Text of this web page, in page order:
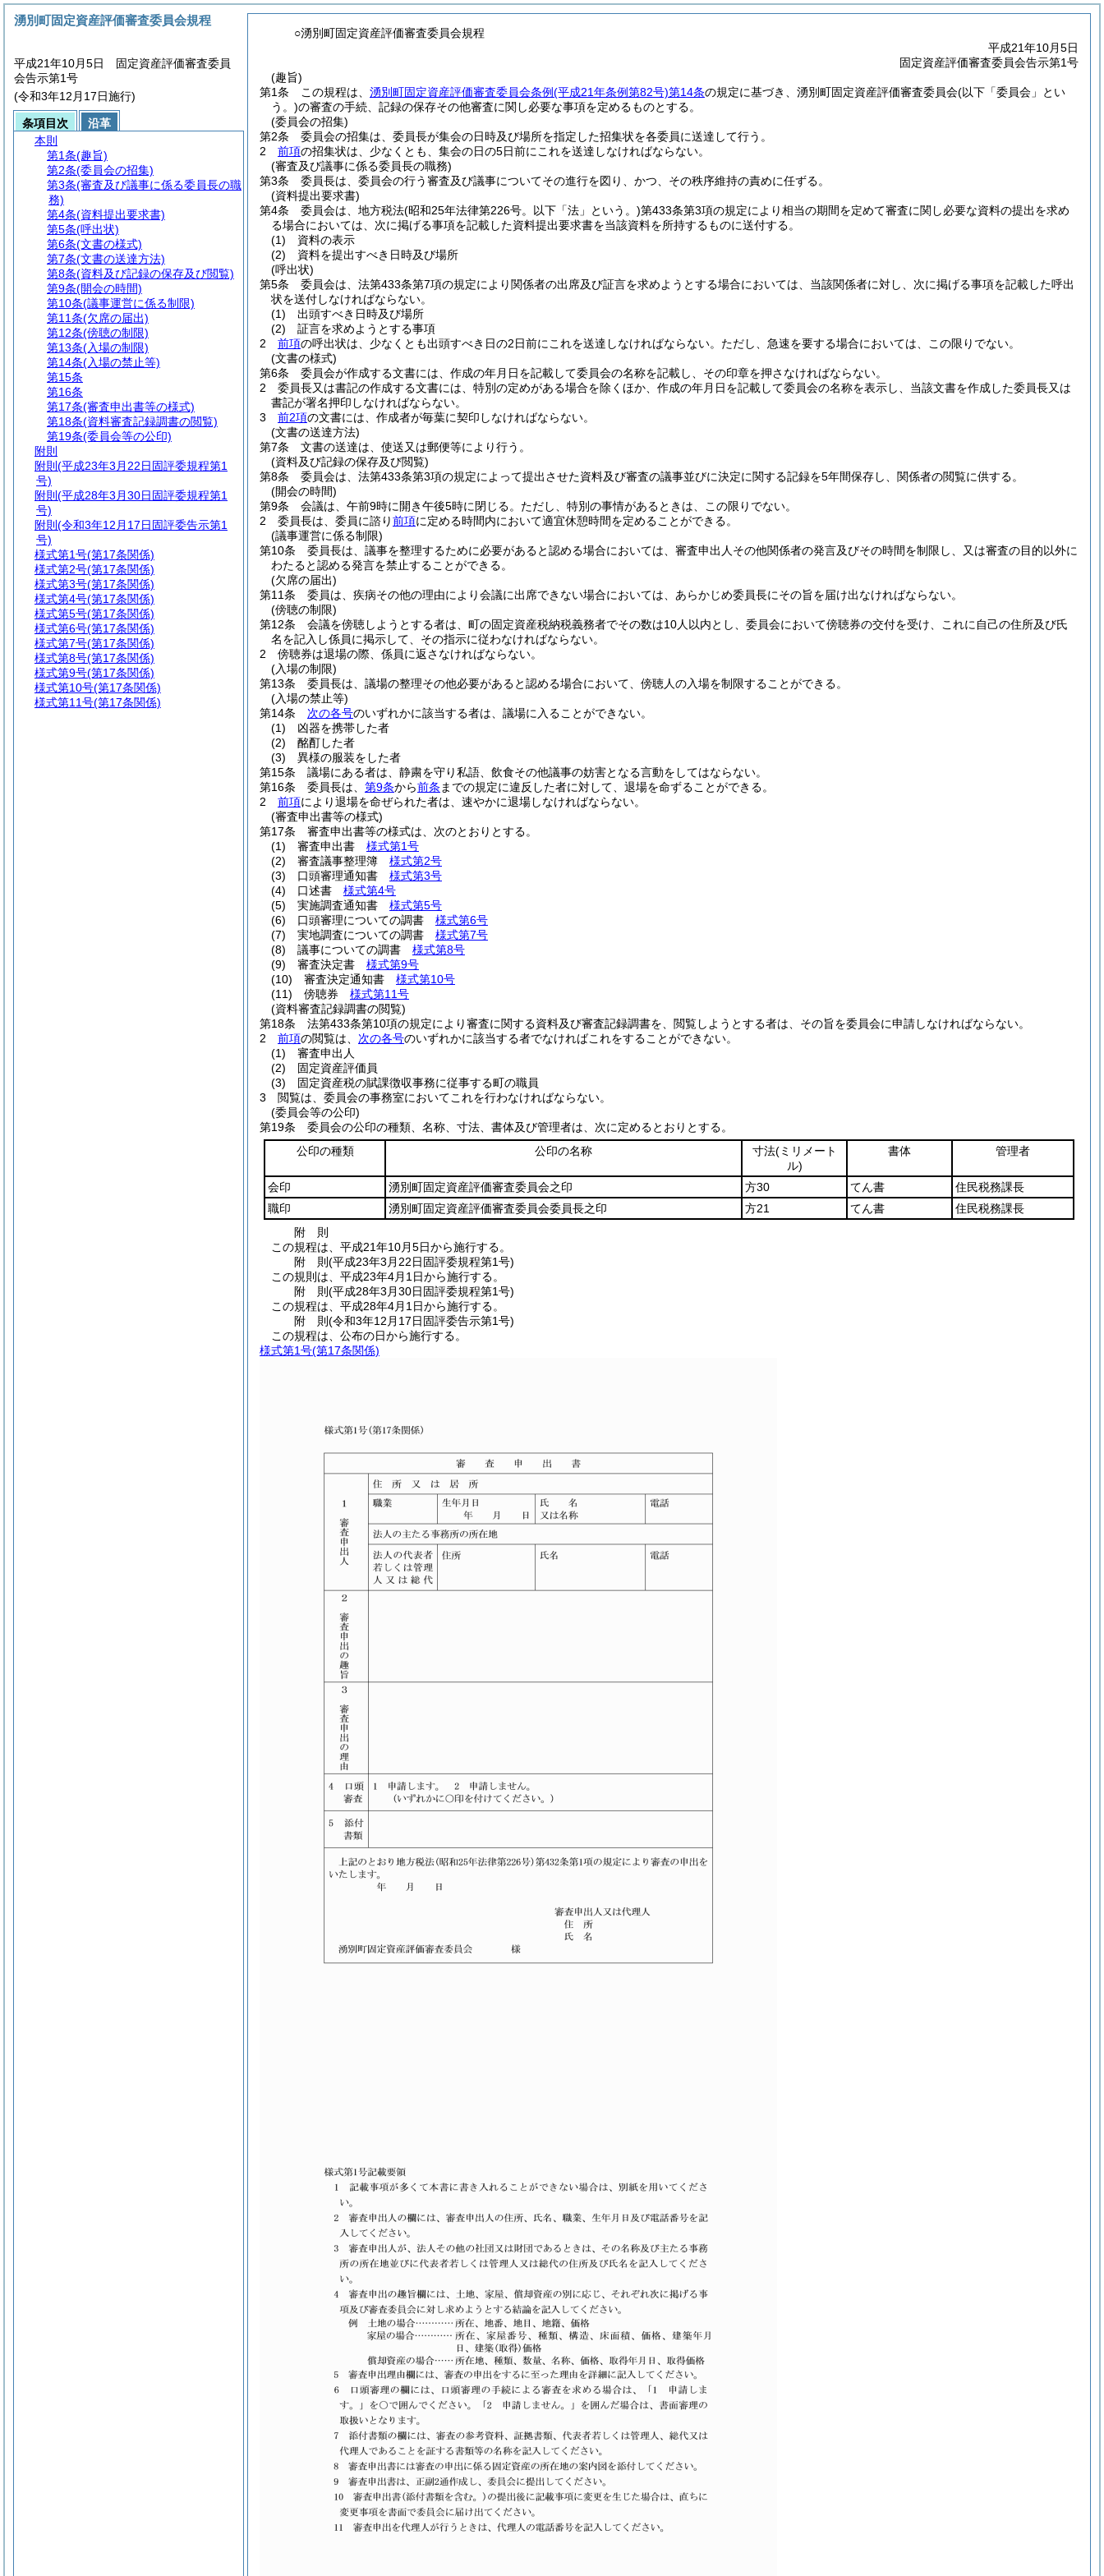
○湧別町固定資産評価審査委員会規程
平成21年10月5日
固定資産評価審査委員会告示第1号
(趣旨)
第1条
この規程は、 湧別町固定資産評価審査委員会条例(平成21年条例第82号)第14条の規定に基づき、湧別町固定資産評価審査委員会(以下「委員会」とい
う。)の審査の手続、記録の保存その他審査に関し必要な事項を定めるものとする。
(委員会の招集)
第2条
委員会の招集は、委員長が集会の日時及び場所を指定した招集状を各委員に送達して行う。
2
前項の招集状は、少なくとも、集会の日の5日前にこれを送達しなければならない。
(審査及び議事に係る委員長の職務)
第3条
委員長は、委員会の行う審査及び議事についてその進行を図り、かつ、その秩序維持の責めに任ずる。
(資料提出要求書)
第4条
委員会は、地方税法(昭和25年法律第226号。以下「法」という。)第433条第3項の規定により相当の期間を定めて審査に関し必要な資料の提出を求め
る場合においては、次に掲げる事項を記載した資料提出要求書を当該資料を所持するものに送付する。
(1)
資料の表示
(2)
資料を提出すべき日時及び場所
(呼出状)
第5条
委員会は、法第433条第7項の規定により関係者の出席及び証言を求めようとする場合においては、当該関係者に対し、次に掲げる事項を記載した呼出
状を送付しなければならない。
(1)
出頭すべき日時及び場所
(2)
証言を求めようとする事項
2
前項の呼出状は、少なくとも出頭すべき日の2日前にこれを送達しなければならない。 ただし、急速を要する場合においては、この限りでない。
(文書の様式)
第6条
委員会が作成する文書には、作成の年月日を記載して委員会の名称を記載し、その印章を押さなければならない。
2
委員長又は書記の作成する文書には、特別の定めがある場合を除くほか、作成の年月日を記載して委員会の名称を表示し、当該文書を作成した委員長又は
書記が署名押印しなければならない。
3
前2項の文書には、作成者が毎葉に契印しなければならない。
(文書の送達方法)
第7条
文書の送達は、使送又は郵便等により行う。
(資料及び記録の保存及び閲覧)
第8条
委員会は、法第433条第3項の規定によって提出させた資料及び審査の議事並びに決定に関する記録を5年間保存し、関係者の閲覧に供する。
(開会の時間)
第9条
会議は、午前9時に開き午後5時に閉じる。 ただし、特別の事情があるときは、この限りでない。
2
委員長は、委員に諮り前項に定める時間内において適宜休憩時間を定めることができる。
(議事運営に係る制限)
第10条
委員長は、議事を整理するために必要があると認める場合においては、審査申出人その他関係者の発言及びその時間を制限し、又は審査の目的以外に
わたると認める発言を禁止することができる。
(欠席の届出)
第11条
委員は、疾病その他の理由により会議に出席できない場合においては、あらかじめ委員長にその旨を届け出なければならない。
(傍聴の制限)
第12条
会議を傍聴しようとする者は、町の固定資産税納税義務者でその数は10人以内とし、委員会において傍聴券の交付を受け、これに自己の住所及び氏
名を記入し係員に掲示して、その指示に従わなければならない。
2
傍聴券は退場の際、係員に返さなければならない。
(入場の制限)
第13条
委員長は、議場の整理その他必要があると認める場合において、傍聴人の入場を制限することができる。
(入場の禁止等)
第14条
次の各号のいずれかに該当する者は、議場に入ることができない。
(1)
凶器を携帯した者
(2)
酩酊した者
(3)
異様の服装をした者
第15条
議場にある者は、静粛を守り私語、飲食その他議事の妨害となる言動をしてはならない。
第16条
委員長は、 第9条から前条 までの規定に違反した者に対して、退場を命ずることができる。
2
前項により退場を命ぜられた者は、速やかに退場しなければならない。
(審査申出書等の様式)
第17条
審査申出書等の様式は、次のとおりとする。
(1)
審査申出書 様式第1号
(2)
審査議事整理簿 様式第2号
(3)
口頭審理通知書 様式第3号
(4)
口述書 様式第4号
(5)
実施調査通知書 様式第5号
(6)
口頭審理についての調書 様式第6号
(7)
実地調査についての調書 様式第7号
(8)
議事についての調書 様式第8号
(9)
審査決定書 様式第9号
(10)
審査決定通知書 様式第10号
(11)
傍聴券 様式第11号
(資料審査記録調書の閲覧)
第18条
法第433条第10項の規定により審査に関する資料及び審査記録調書を、閲覧しようとする者は、その旨を委員会に申請しなければならない。
2
前項の閲覧は、 次の各号のいずれかに該当する者でなければこれをすることができない。
(1)
審査申出人
(2)
固定資産評価員
(3)
固定資産税の賦課徴収事務に従事する町の職員
3
閲覧は、委員会の事務室においてこれを行わなければならない。
(委員会等の公印)
第19条
委員会の公印の種類、名称、寸法、書体及び管理者は、次に定めるとおりとする。
公印の種類
公印の名称 寸法(ミリメート
ル)
書体 管理者
会印 湧別町固定資産評価審査委員会之印 方30 てん書
住民税務課長
職印
湧別町固定資産評価審査委員会委員長之印 方21 てん書
住民税務課長
附 則
この規程は、平成21年10月5日から施行する。
附 則(平成23年3月22日固評委規程第1号)
この規則は、平成23年4月1日から施行する。
附 則(平成28年3月30日固評委規程第1号)
この規程は、平成28年4月1日から施行する。
附 則(令和3年12月17日固評委告示第1号)
この規程は、公布の日から施行する。
様式第1号(第17条関係)
湧別町固定資産評価審査委員会規程
平成21年10月5日 固定資産評価審査委員
会告示第1号
(令和3年12月17日施行)
条項目次
沿革
本則
第1条(趣旨)
第2条(委員会の招集)
第3条(審査及び議事に係る委員長の職
務)
第4条(資料提出要求書)
第5条(呼出状)
第6条(文書の様式)
第7条(文書の送達方法)
第8条(資料及び記録の保存及び閲覧)
第9条(開会の時間)
第10条(議事運営に係る制限)
第11条(欠席の届出)
第12条(傍聴の制限)
第13条(入場の制限)
第14条(入場の禁止等)
第15条
第16条
第17条(審査申出書等の様式)
第18条(資料審査記録調書の閲覧)
第19条(委員会等の公印)
附則
附則 (平成23年3月22日固評委規程第1
号)
附則 (平成28年3月30日固評委規程第1
号)
附則 (令和3年12月17日固評委告示第1
号)
様式第1号(第17条関係)
様式第2号(第17条関係)
様式第3号(第17条関係)
様式第4号(第17条関係)
様式第5号(第17条関係)
様式第6号(第17条関係)
様式第7号(第17条関係)
様式第8号(第17条関係)
様式第9号(第17条関係)
様式第10号(第17条関係)
様式第11号(第17条関係)